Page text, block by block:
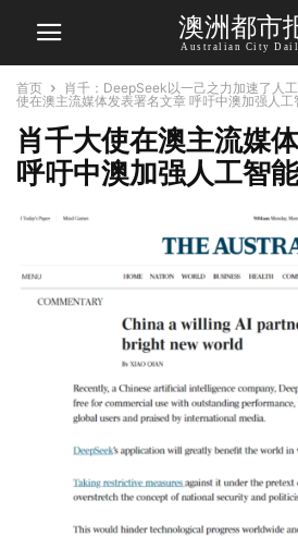
澳洲都市
Australian City
首页 肖千：DeepSeek以一己之力加速了人
使在澳主流媒体发表署名文章 呼吁中澳加强人工
肖千大使在澳主流媒
呼吁中澳加强人工智